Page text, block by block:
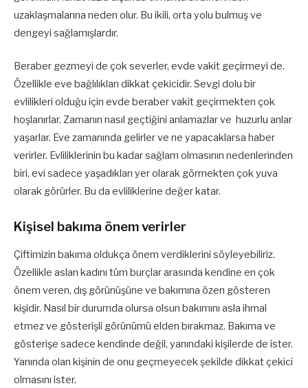
uzaklaşmalarına neden olur. Bu ikili, orta yolu bulmuş ve
dengeyi sağlamışlardır.
Beraber gezmeyi de çok severler, evde vakit geçirmeyi de.
Özellikle eve bağlılıkları dikkat çekicidir. Sevgi dolu bir
evlilikleri olduğu için evde beraber vakit geçirmekten çok
hoşlanırlar. Zamanın nasıl geçtiğini anlamazlar ve huzurlu anlar
yaşarlar. Eve zamanında gelirler ve ne yapacaklarsa haber
verirler. Evliliklerinin bu kadar sağlam olmasının nedenlerinden
biri, evi sadece yaşadıkları yer olarak görmekten çok yuva
olarak görürler. Bu da evliliklerine değer katar.
Kişisel bakıma önem verirler
Çiftimizin bakıma oldukça önem verdiklerini söyleyebiliriz.
Özellikle aslan kadını tüm burçlar arasında kendine en çok
önem veren, dış görünüşüne ve bakımına özen gösteren
kişidir. Nasıl bir durumda olursa olsun bakımını asla ihmal
etmez ve gösterişli görünümü elden bırakmaz. Bakıma ve
gösterişe sadece kendinde değil, yanındaki kişilerde de ister.
Yanında olan kişinin de onu geçmeyecek şekilde dikkat çekici
olmasını ister.